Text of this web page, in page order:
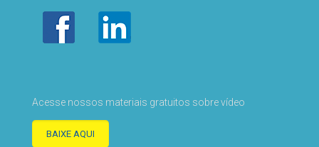
Acesse nossos materiais gratuitos sobre vídeo
BAIXE AQUI